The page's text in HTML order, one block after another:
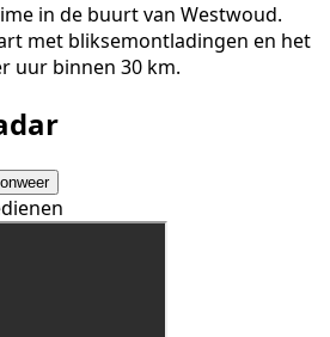
in de buurt van Westwoud.
met bliksemontladingen en het
uur binnen 30 km.